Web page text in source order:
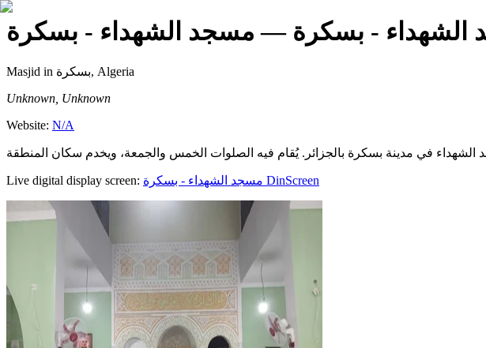
الشهداء - بسكرة — مسجد الشهداء - بسكرة
Masjid
in بسكرة, Algeria
Unknown, Unknown
Website: N/A
Live digital display screen: مسجد الشهداء - بسكرة DinScreen